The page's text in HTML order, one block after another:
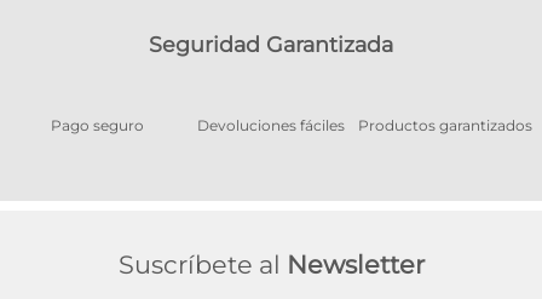
Seguridad Garantizada
Pago seguro Devoluciones fáciles Productos garantizados
Suscríbete al Newsletter